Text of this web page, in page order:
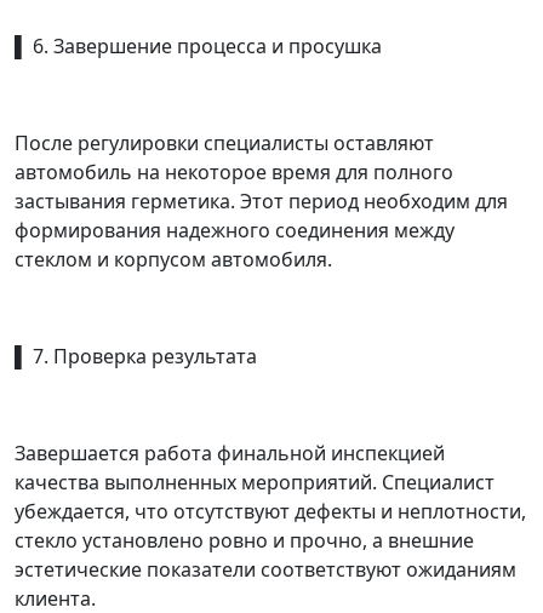
▌ 6. Завершение процесса и просушка
После регулировки специалисты оставляют
автомобиль на некоторое время для полного
застывания герметика. Этот период необходим для
формирования надежного соединения между
стеклом и корпусом автомобиля.
▌ 7. Проверка результата
Завершается работа финальной инспекцией
качества выполненных мероприятий. Специалист
убеждается, что отсутствуют дефекты и неплотности,
стекло установлено ровно и прочно, а внешние
эстетические показатели соответствуют ожиданиям
клиента.